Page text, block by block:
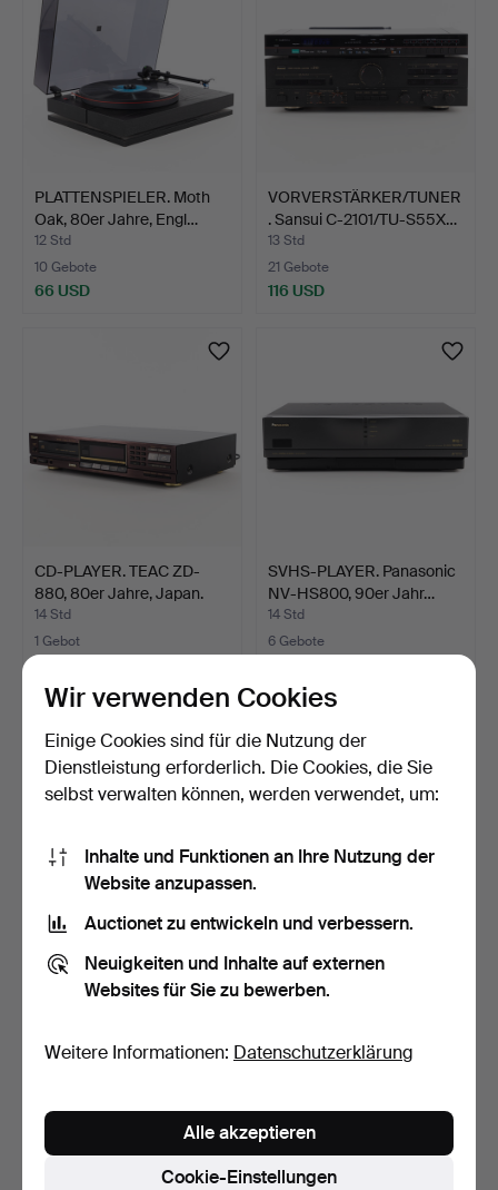
PLATTENSPIELER. Moth
Oak, 80er Jahre, Engl…
12 Std
10 Gebote
66 USD
VORVERSTÄRKER/TUNER
. Sansui C-2101/TU-S55X…
13 Std
21 Gebote
116 USD
CD-PLAYER. TEAC ZD-
880, 80er Jahre, Japan.
14 Std
1 Gebot
SVHS-PLAYER. Panasonic
NV-HS800, 90er Jahr…
14 Std
6 Gebote
NV-W1, 90er Jahre, J…
2101, 80er Jahre, Jap…
18 Std
Wir verwenden Cookies
Einige Cookies sind für die Nutzung der
Dienstleistung erforderlich. Die Cookies, die Sie
selbst verwalten können, werden verwendet, um:
Inhalte und Funktionen an Ihre Nutzung der
Website anzupassen.
Auctionet zu entwickeln und verbessern.
Neuigkeiten und Inhalte auf externen
Websites für Sie zu bewerben.
Weitere Informationen: Datenschutzerklärung
Cookie-Einstellungen
Alle akzeptieren